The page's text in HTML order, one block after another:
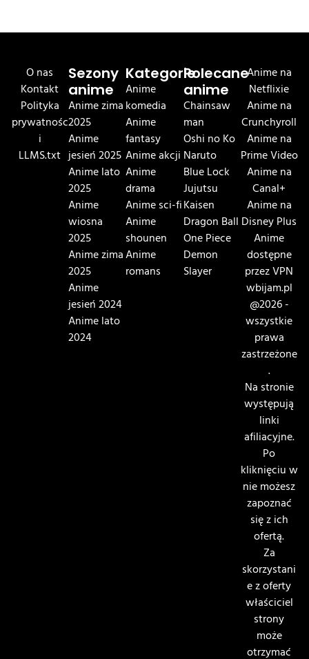
O nas
Kontakt
Polityka
prywatnośc
i
LLMS.txt
Sezony
anime
Anime zima
2025
Anime
jesień 2025
Anime lato
2025
Anime
wiosna
2025
Anime zima
2025
Anime
jesień 2024
Anime lato
2024
Kategorie
Anime
komedia
Anime
fantasy
Anime akcji
Anime
drama
Anime sci-fi
Anime
shounen
Anime
romans
Polecane
anime
Chainsaw
man
Oshi no Ko
Naruto
Blue Lock
Jujutsu
Kaisen
Dragon Ball
One Piece
Demon
Slayer
Anime na
Netflixie
Anime na
Crunchyroll
Anime na
Prime Video
Anime na
Canal+
Anime na
Disney Plus
Anime
dostępne
przez VPN
wbijam.pl
@2026 -
wszystkie
prawa
zastrzeżone
.
Na stronie
występują
linki
afiliacyjne.
Po
kliknięciu w
nie możesz
zapoznać
się z ich
ofertą.
Za
skorzystani
e z oferty
właściciel
strony
może
otrzymać